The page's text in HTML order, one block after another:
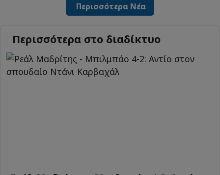
Περισσότερα Νέα
Περισσότερα στο διαδίκτυο